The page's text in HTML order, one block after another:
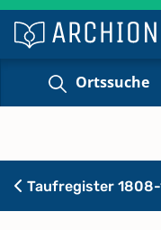
Ortssuche
Taufregister 1808-